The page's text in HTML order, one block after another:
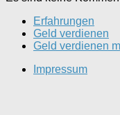
Erfahrungen
Geld verdienen
Geld verdienen
Impressum